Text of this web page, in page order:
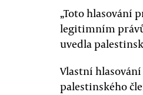
„Toto hlasování
legitimním
uvedla
Vlastní
palestinského